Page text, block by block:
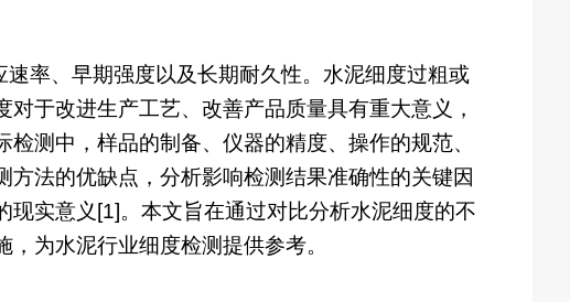
率、早期强度以及长期耐久性。水泥细度过粗或
于改进生产工艺、改善产品质量具有重大意义，
测中，样品的制备、仪器的精度、操作的规范、
法的优缺点，分析影响检测结果准确性的关键因
实意义[1]。本文旨在通过对比分析水泥细度的不
为水泥行业细度检测提供参考。